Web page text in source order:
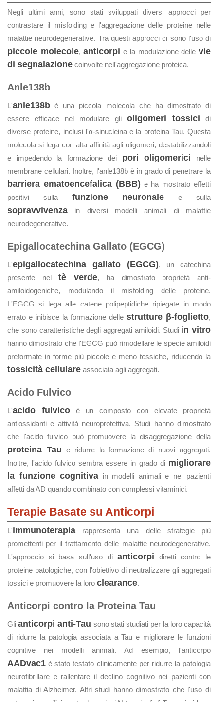
Negli ultimi anni, sono stati sviluppati diversi approcci per
contrastare il misfolding e l'aggregazione delle proteine nelle
malattie neurodegenerative. Tra questi approcci ci sono l'uso di
piccole molecole,anticorpi e la modulazione dellevie
di segnalazione coinvolte nell'aggregazione proteica.
Anle138b
L'anle138b è una piccola molecola che ha dimostrato di
essere efficace nel modulare gli oligomeri tossici di
diverse proteine, inclusi l'α-sinucleina e la proteina Tau. Questa
molecola si lega con alta affinità agli oligomeri, destabilizzandoli
e impedendo la formazione dei pori oligomerici nelle
membrane cellulari. Inoltre, l'anle138b è in grado di penetrare la
barriera ematoencefalica (BBB) e ha mostrato effetti
positivi sulla funzione neuronale e sulla
sopravvivenza in diversi modelli animali di malattie
neurodegenerative.
Epigallocatechina Gallato (EGCG)
L'epigallocatechina gallato (EGCG), un catechina
presente neltè verde, ha dimostrato proprietà anti-
amiloidogeniche, modulando il misfolding delle proteine.
L'EGCG si lega alle catene polipeptidiche ripiegate in modo
errato e inibisce la formazione delle strutture β-foglietto,
che sono caratteristiche degli aggregati amiloidi. Studi in vitro
hanno dimostrato che l'EGCG può rimodellare le specie amiloidi
preformate in forme più piccole e meno tossiche, riducendo la
tossicità cellulare associata agli aggregati.
Acido Fulvico
L'acido fulvico è un composto con elevate proprietà
antiossidanti e attività neuroprotettiva. Studi hanno dimostrato
che l'acido fulvico può promuovere la disaggregazione della
proteina Tau e ridurre la formazione di nuovi aggregati.
Inoltre, l'acido fulvico sembra essere in grado di migliorare
la funzione cognitiva in modelli animali e nei pazienti
affetti da AD quando combinato con complessi vitaminici.
Terapie Basate su Anticorpi
L'immunoterapia rappresenta una delle strategie più
promettenti per il trattamento delle malattie neurodegenerative.
L'approccio si basa sull'uso dianticorpi diretti contro le
proteine patologiche, con l'obiettivo di neutralizzare gli aggregati
tossici e promuovere la loro clearance.
Anticorpi contro la Proteina Tau
Glianticorpi anti-Tau sono stati studiati per la loro capacità
di ridurre la patologia associata a Tau e migliorare le funzioni
cognitive nei modelli animali. Ad esempio, l'anticorpo
AADvac1 è stato testato clinicamente per ridurre la patologia
neurofibrillare e rallentare il declino cognitivo nei pazienti con
malattia di Alzheimer. Altri studi hanno dimostrato che l'uso di